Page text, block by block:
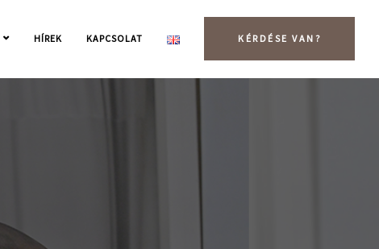
HÍREK KAPCSOLAT KÉRDÉSE VAN?